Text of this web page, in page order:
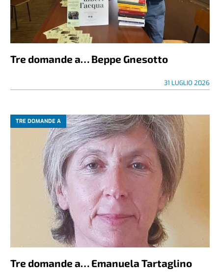
Tre domande a… Beppe Gnesotto
31 LUGLIO 2026
TRE DOMANDE A
Tre domande a… Emanuela Tartaglino